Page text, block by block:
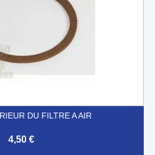
DU FILTRE A AIR
4,50 €